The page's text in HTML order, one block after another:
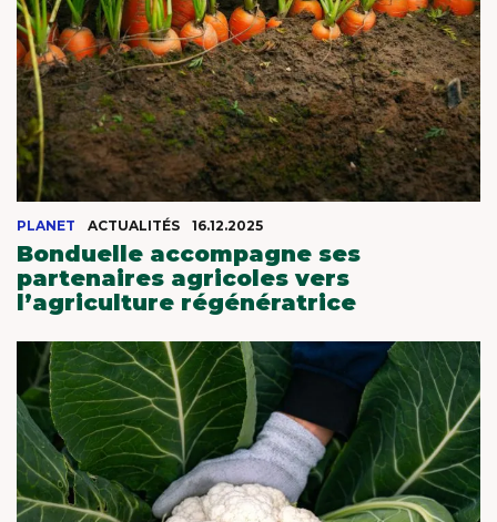
PLANET ACTUALITÉS 16.12.2025
Bonduelle accompagne ses
partenaires agricoles vers
l’agriculture régénératrice